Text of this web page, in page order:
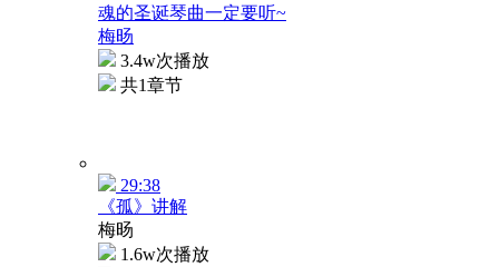
魂的圣诞琴曲一定要听~
梅旸
3.4w次播放
共1章节
29:38
《孤》讲解
梅旸
1.6w次播放